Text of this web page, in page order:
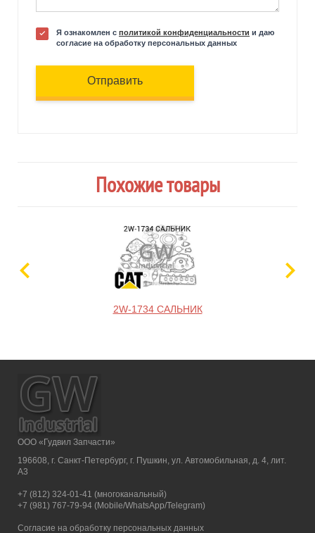
Я ознакомлен с политикой конфиденциальности и даю
согласие на обработку персональных данных
Отправить
Похожие товары
2W-1734 САЛЬНИК
ООО «Гудвил Запчасти»
196608, г. Санкт-Петербург, г. Пушкин, ул. Автомобильная, д. 4, лит.
А3
+7 (812) 324-01-41 (многоканальный)
+7 (981) 767-79-94 (Mobile/WhatsApp/Telegram)
Согласие на обработку персональных данных